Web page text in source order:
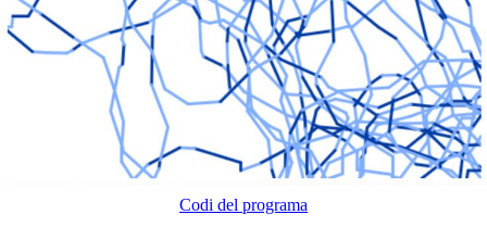
Codi del programa